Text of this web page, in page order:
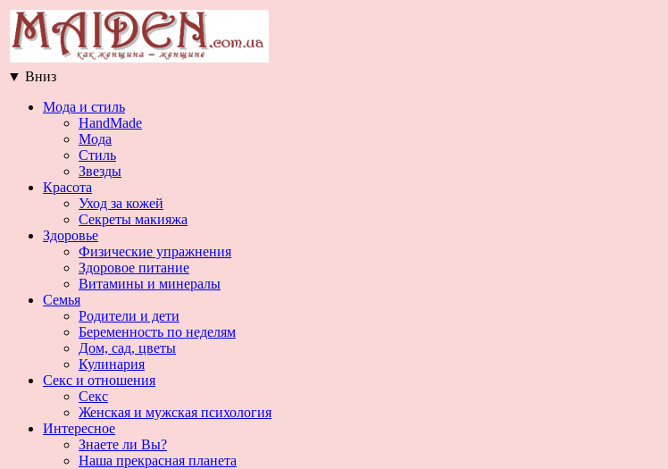
▼ Вниз
Мода и стиль
HandMade
Мода
Стиль
Звезды
Красота
Уход за кожей
Секреты макияжа
Здоровье
Физические упражнения
Здоровое питание
Витамины и минералы
Семья
Родители и дети
Беременность по неделям
Дом, сад, цветы
Кулинария
Секс и отношения
Секс
Женская и мужская психология
Интересное
Знаете ли Вы?
Наша прекрасная планета